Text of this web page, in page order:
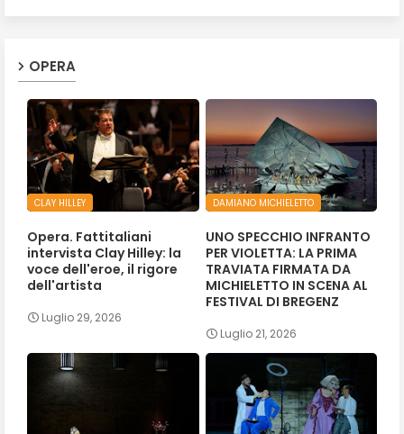
OPERA
CLAY HILLEY
Opera. Fattitaliani
intervista Clay Hilley: la
voce dell'eroe, il rigore
dell'artista
Luglio 29, 2026
DAMIANO MICHIELETTO
UNO SPECCHIO INFRANTO
PER VIOLETTA: LA PRIMA
TRAVIATA FIRMATA DA
MICHIELETTO IN SCENA AL
FESTIVAL DI BREGENZ
Luglio 21, 2026